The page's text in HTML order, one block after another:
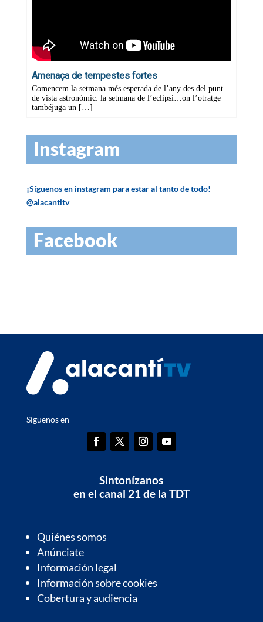
Instagram
¡Síguenos en instagram para estar al tanto de todo!
@alacantitv
Facebook
Síguenos en
Sintonízanos
en el canal 21 de la TDT
Quiénes somos
Anúnciate
Información legal
Información sobre cookies
Cobertura y audiencia